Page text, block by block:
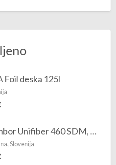
Foil deska 125l
Nov jambor Unifiber 460 SDM, 100% karbona
Slovenija